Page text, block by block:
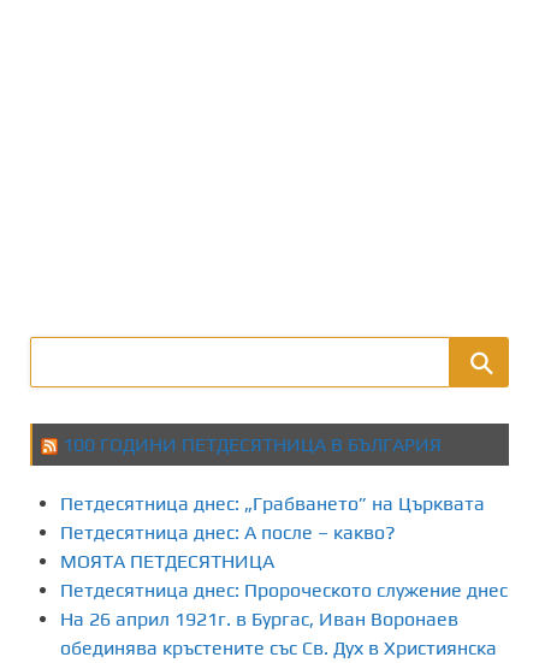
100 ГОДИНИ ПЕТДЕСЯТНИЦА В БЪЛГАРИЯ
Петдесятница днес: „Грабването” на Църквата
Петдесятница днес: А после – какво?
МОЯТА ПЕТДЕСЯТНИЦА
Петдесятница днес: Пророческото служение днес
На 26 април 1921г. в Бургас, Иван Воронаев
обединява кръстените със Св. Дух в Християнска